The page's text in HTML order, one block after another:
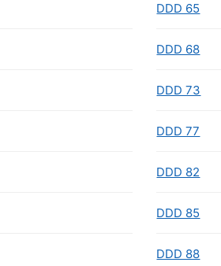
DDD 65
DDD 68
DDD 73
DDD 77
DDD 82
DDD 85
DDD 88